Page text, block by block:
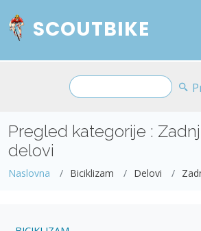
SCOUTBIKE
Pregled kategorije :
delovi
Naslovna Biciklizam Delovi